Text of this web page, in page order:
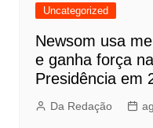
Uncategorized
Newsom usa
e ganha força
Presidência em
Da Redação